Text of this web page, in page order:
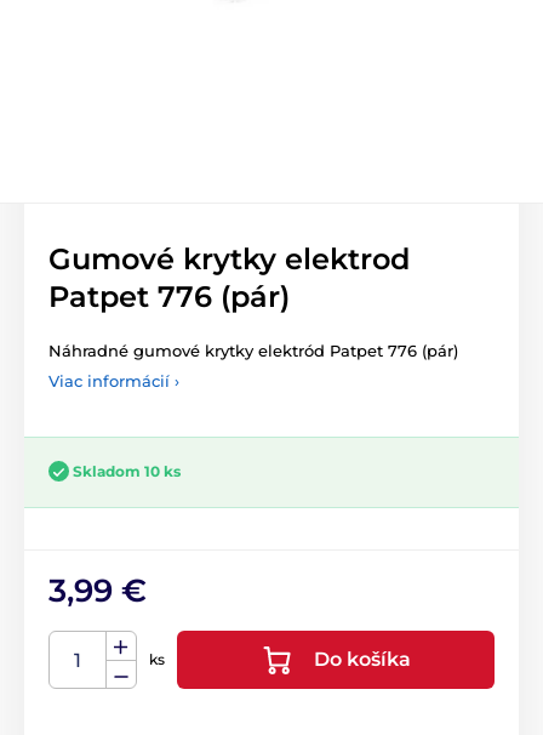
Gumové krytky elektrod
Patpet 776 (pár)
Náhradné gumové krytky elektród Patpet 776 (pár)
Viac informácií ›
Skladom 10 ks
3,99 €
ks Do košíka